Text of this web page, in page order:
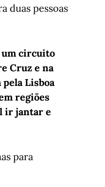
duas pessoas
um circuito
Cruz e na
Lisboa
regiões
ir jantar e
para